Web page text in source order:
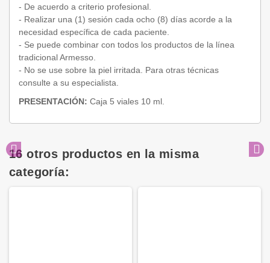
- De acuerdo a criterio profesional.
- Realizar una (1) sesión cada ocho (8) días acorde a la
necesidad específica de cada paciente.
- Se puede combinar con todos los productos de la línea
tradicional Armesso.
- No se use sobre la piel irritada. Para otras técnicas
consulte a su especialista.
PRESENTACIÓN: Caja 5 viales 10 ml.
16 otros productos en la misma
categoría: